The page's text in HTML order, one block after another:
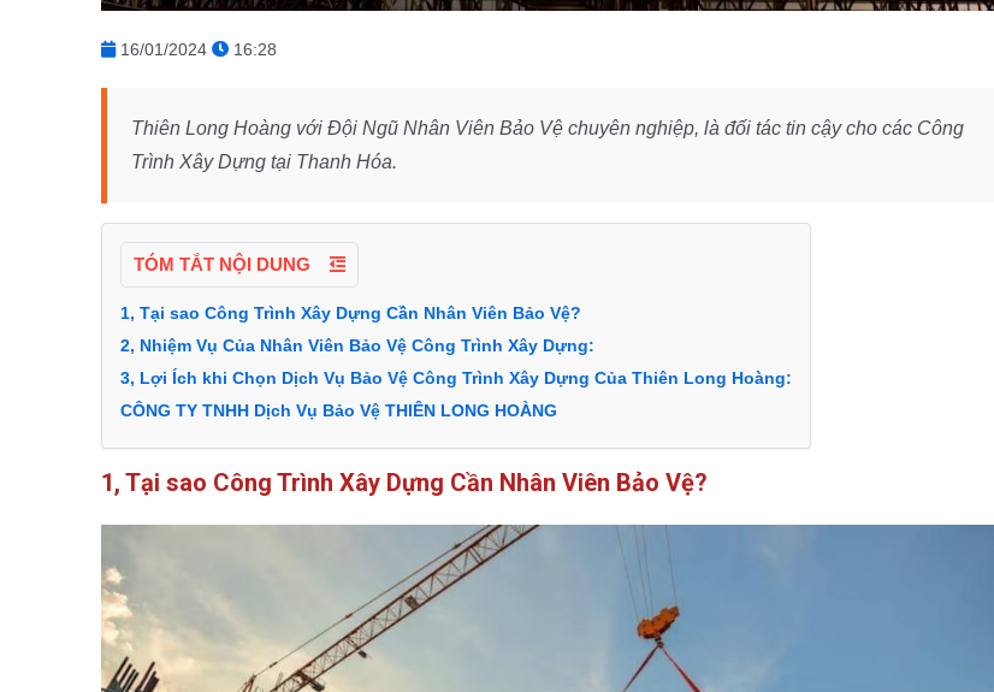
16/01/2024 16:28
Thiên Long Hoàng với Đội Ngũ Nhân Viên Bảo Vệ chuyên nghiệp, là đối tác tin cậy cho các Công
Trình Xây Dựng tại Thanh Hóa.
TÓM TẮT NỘI DUNG
1, Tại sao Công Trình Xây Dựng Cần Nhân Viên Bảo Vệ?
2, Nhiệm Vụ Của Nhân Viên Bảo Vệ Công Trình Xây Dựng:
3, Lợi Ích khi Chọn Dịch Vụ Bảo Vệ Công Trình Xây Dựng Của Thiên Long Hoàng:
CÔNG TY TNHH Dịch Vụ Bảo Vệ THIÊN LONG HOÀNG
1, Tại sao Công Trình Xây Dựng Cần Nhân Viên Bảo Vệ?